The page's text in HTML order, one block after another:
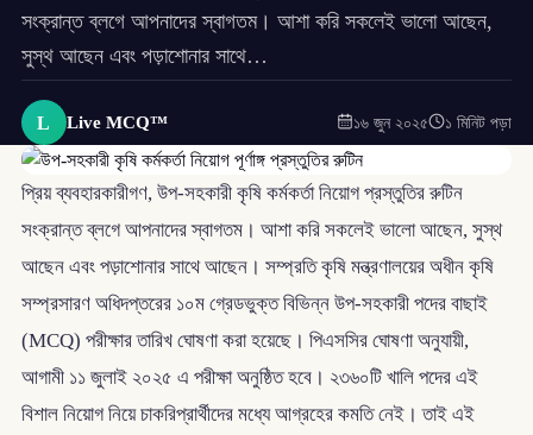
সংক্রান্ত ব্লগে আপনাদের স্বাগতম। আশা করি সকলেই ভালো আছেন,
সুস্থ আছেন এবং পড়াশোনার সাথে…
L Live MCQ™ ১৬ জুন ২০২৫ ১ মিনিট পড়া
প্রিয় ব্যবহারকারীগণ, উপ-সহকারী কৃষি কর্মকর্তা নিয়োগ প্রস্তুতির রুটিন
সংক্রান্ত ব্লগে আপনাদের স্বাগতম। আশা করি সকলেই ভালো আছেন, সুস্থ
আছেন এবং পড়াশোনার সাথে আছেন। সম্প্রতি কৃষি মন্ত্রণালয়ের অধীন কৃষি
সম্প্রসারণ অধিদপ্তরের ১০ম গ্রেডভুক্ত বিভিন্ন উপ-সহকারী পদের বাছাই
(MCQ) পরীক্ষার তারিখ ঘোষণা করা হয়েছে। পিএসসির ঘোষণা অনুযায়ী,
আগামী ১১ জুলাই ২০২৫ এ পরীক্ষা অনুষ্ঠিত হবে। ২৩৬০টি খালি পদের এই
বিশাল নিয়োগ নিয়ে চাকরিপ্রার্থীদের মধ্যে আগ্রহের কমতি নেই। তাই এই